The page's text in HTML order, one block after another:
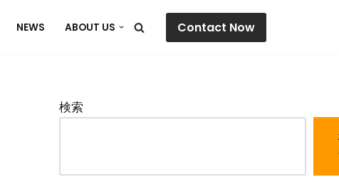
NEWS ABOUT US Contact Now
検索